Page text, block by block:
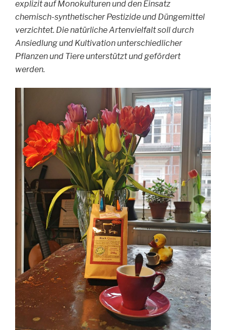
explizit auf Monokulturen und den Einsatz
chemisch-synthetischer Pestizide und Düngemittel
verzichtet. Die natürliche Artenvielfalt soll durch
Ansiedlung und Kultivation unterschiedlicher
Pflanzen und Tiere unterstützt und gefördert
werden.